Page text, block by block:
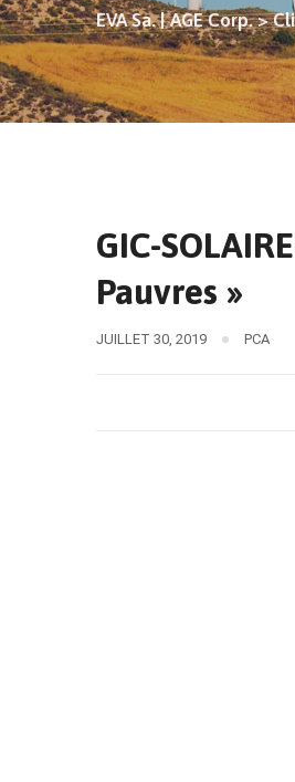
EVA Sa. | AGE Corp.>
GIC-
Pauvres »
JUILLET 30, 2019 PCA